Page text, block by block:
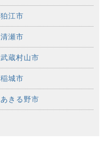
狛江市
清瀬市
武蔵村山市
稲城市
あきる野市